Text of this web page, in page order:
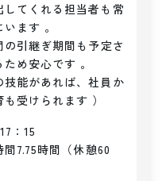
してくれる担当者も常
ます 。
の引継ぎ期間も予定さ
め安心です 。
技能があれば、社員か
も受けられます ）
：15
7.75時間（休憩60